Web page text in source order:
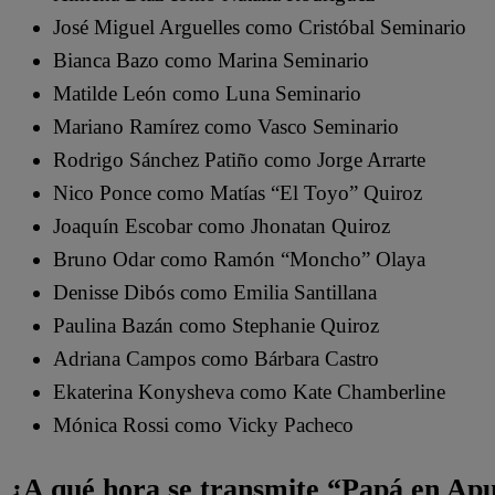
José Miguel Arguelles como Cristóbal Seminario
Bianca Bazo como Marina Seminario
Matilde León como Luna Seminario
Mariano Ramírez como Vasco Seminario
Rodrigo Sánchez Patiño como Jorge Arrarte
Nico Ponce como Matías “El Toyo” Quiroz
Joaquín Escobar como Jhonatan Quiroz
Bruno Odar como Ramón “Moncho” Olaya
Denisse Dibós como Emilia Santillana
Paulina Bazán como Stephanie Quiroz
Adriana Campos como Bárbara Castro
Ekaterina Konysheva como Kate Chamberline
Mónica Rossi como Vicky Pacheco